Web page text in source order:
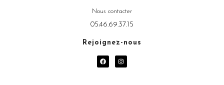
Nous contacter
05.46.69.37.15
Rejoignez-nous
F
a
I
n